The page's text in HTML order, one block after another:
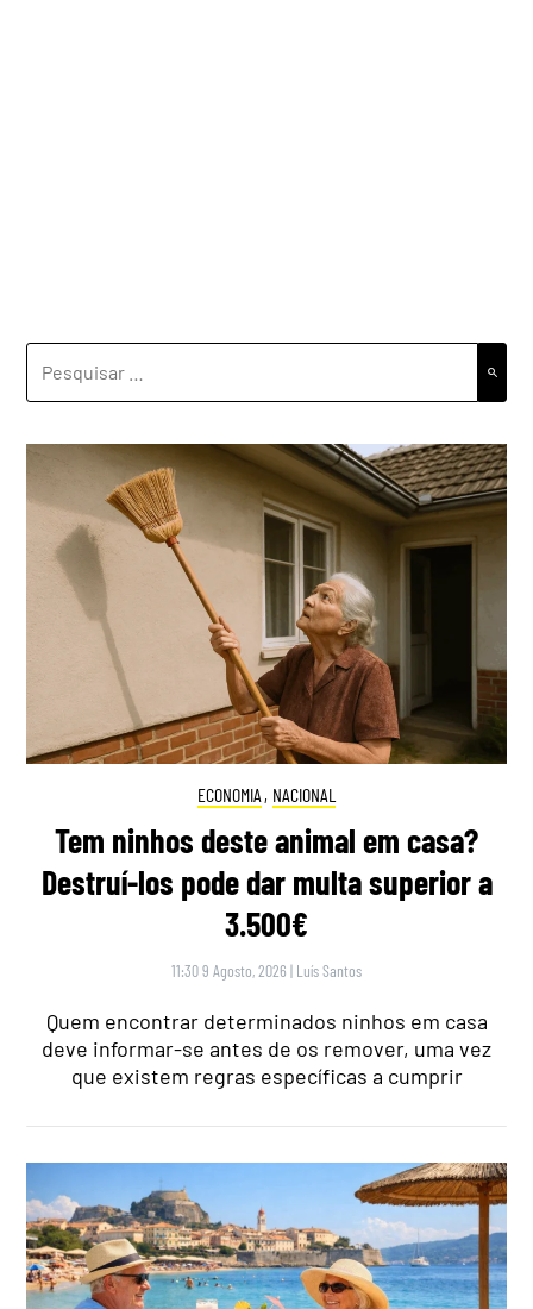
ECONOMIA , NACIONAL
Tem ninhos deste animal em casa?
Destruí-los pode dar multa superior a
3.500€
11:30 9 Agosto, 2026 | Luís Santos
Quem encontrar determinados ninhos em casa
deve informar-se antes de os remover, uma vez
que existem regras específicas a cumprir